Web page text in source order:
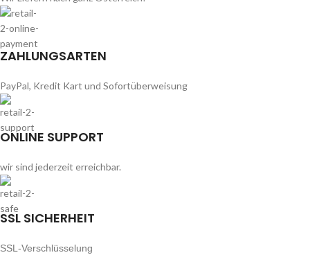
ZAHLUNGSARTEN
PayPal, Kredit Kart und Sofortüberweisung
ONLINE SUPPORT
wir sind jederzeit erreichbar.
SSL SICHERHEIT
SSL-Verschlüsselung